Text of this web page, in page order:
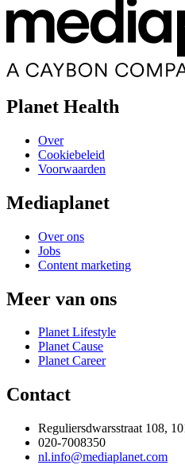
Planet Health
Over
Cookiebeleid
Voorwaarden
Mediaplanet
Over ons
Jobs
Content marketing
Meer van ons
Planet Lifestyle
Planet Cause
Planet Career
Contact
Reguliersdwarsstraat 108,
020-7008350
nl.info@mediaplanet.com